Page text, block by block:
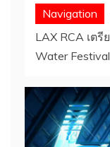
Navigation
LAX RCA เต
Water